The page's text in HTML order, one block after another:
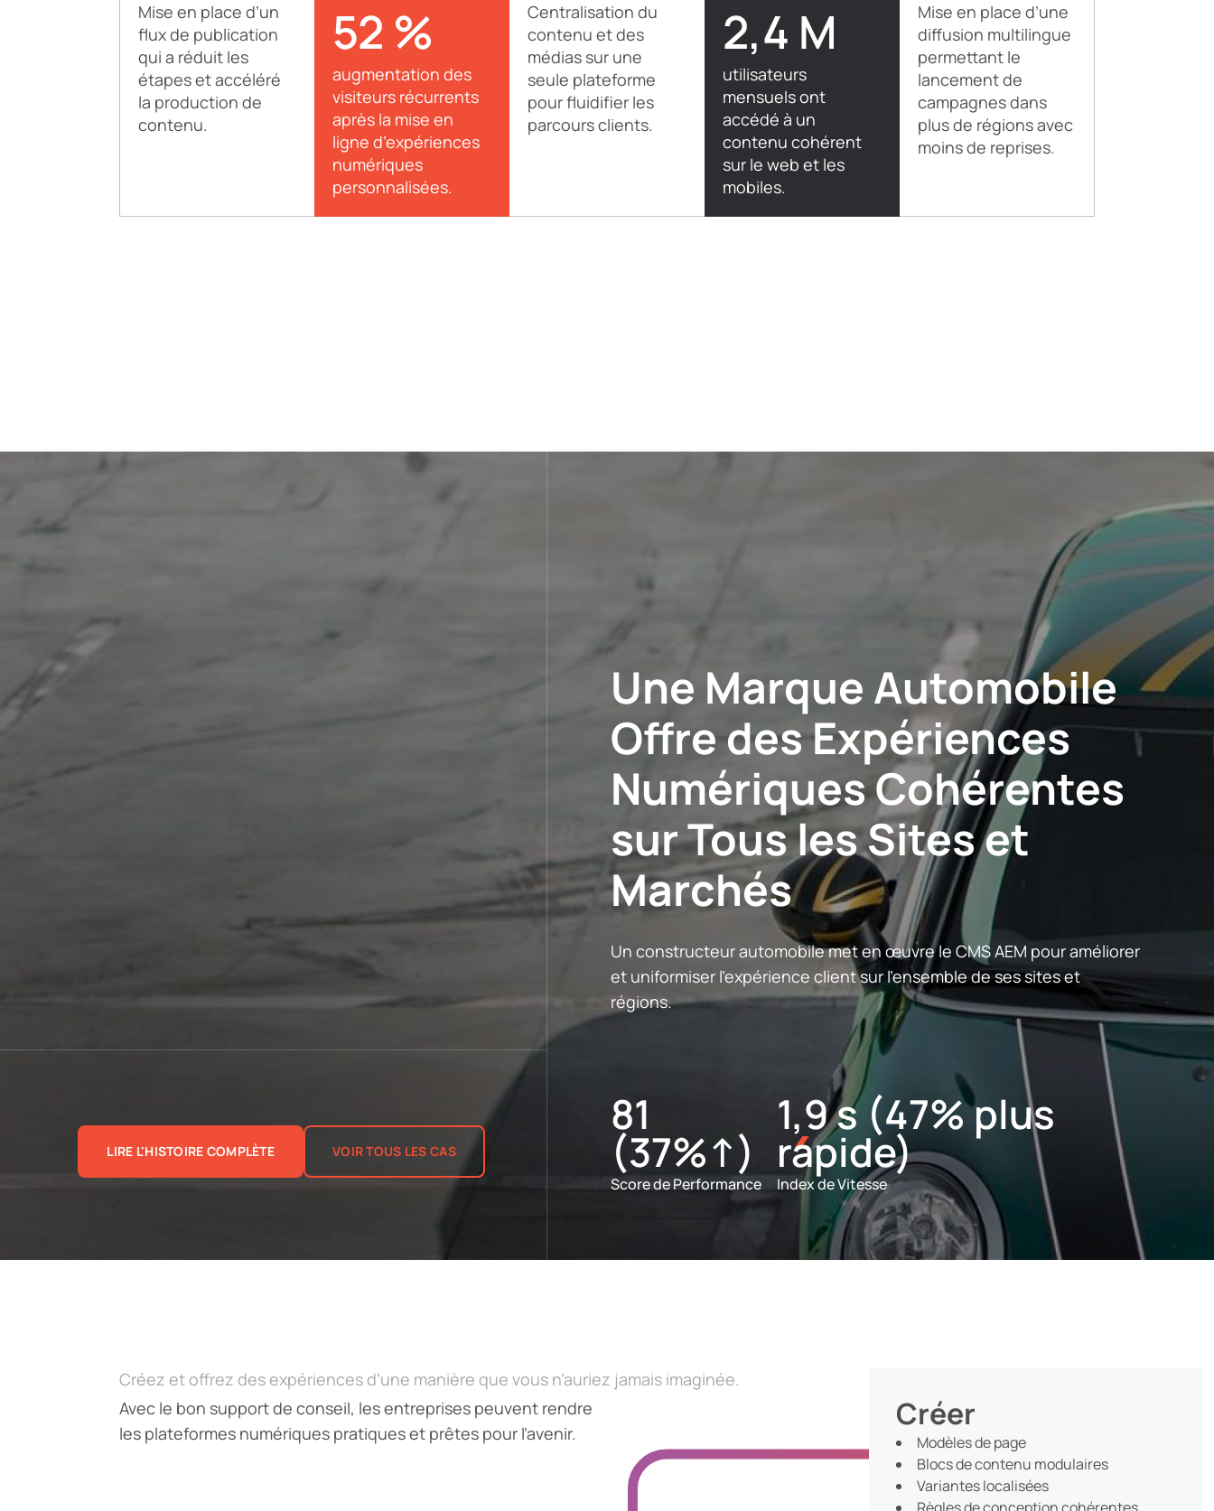
Mise en place d’un
flux de publication
qui a réduit les
étapes et accéléré
la production de
contenu.
52 %
augmentation des
visiteurs récurrents
après la mise en
ligne d’expériences
numériques
personnalisées.
Centralisation du
contenu et des
médias sur une
seule plateforme
pour fluidifier les
parcours clients.
2,4 M
utilisateurs
mensuels ont
accédé à un
contenu cohérent
sur le web et les
mobiles.
Mise en place d’une
diffusion multilingue
permettant le
lancement de
campagnes dans
plus de régions avec
moins de reprises.
Une Marque Automobile
Offre des Expériences
Numériques Cohérentes
sur Tous les Sites et
Marchés
Un constructeur automobile met en œuvre le CMS AEM pour améliorer
et uniformiser l'expérience client sur l'ensemble de ses sites et
régions.
81
(37%↑)
Score de Performance
1,9 s (47% plus
rapide)
Index de Vitesse
LIRE L'HISTOIRE COMPLÈTE VOIR TOUS LES CAS
Créez et offrez des expériences d’une manière que vous n’auriez jamais imaginée.
Avec le bon support de conseil, les entreprises peuvent rendre
les plateformes numériques pratiques et prêtes pour l’avenir.
Créer
Modèles de page
Blocs de contenu modulaires
Variantes localisées